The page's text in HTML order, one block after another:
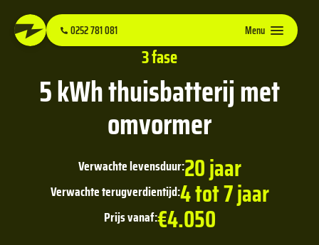
0252 781 081 Menu
3 fase
5 kWh thuisbatterij met
omvormer
Verwachte levensduur:20 jaar
Verwachte terugverdientijd:4 tot 7 jaar
Prijs vanaf:€4.050